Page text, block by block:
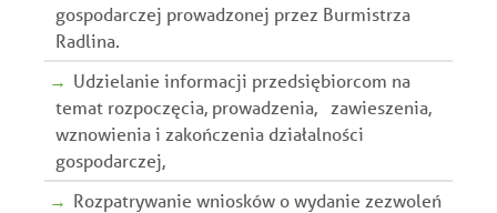
gospodarczej prowadzonej przez Burmistrza
Radlina.
Udzielanie informacji przedsiębiorcom na
temat rozpoczęcia, prowadzenia, zawieszenia,
wznowienia i zakończenia działalności
gospodarczej,
Rozpatrywanie wniosków o wydanie zezwoleń